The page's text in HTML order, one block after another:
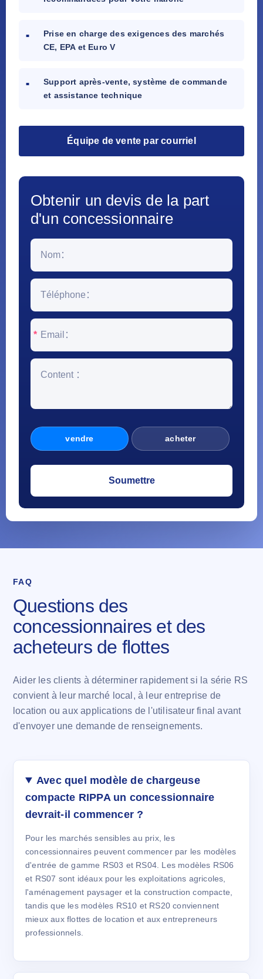
Prise en charge des exigences des marchés
CE, EPA et Euro V
Support après-vente, système de commande
et assistance technique
Équipe de vente par courriel
Obtenir un devis de la part
d'un concessionnaire
*
vendre acheter
FAQ
Questions des
concessionnaires et des
acheteurs de flottes
Aider les clients à déterminer rapidement si la série RS
convient à leur marché local, à leur entreprise de
location ou aux applications de l'utilisateur final avant
d'envoyer une demande de renseignements.
Avec quel modèle de chargeuse
compacte RIPPA un concessionnaire
devrait-il commencer ?
Pour les marchés sensibles au prix, les
concessionnaires peuvent commencer par les modèles
d'entrée de gamme RS03 et RS04. Les modèles RS06
et RS07 sont idéaux pour les exploitations agricoles,
l'aménagement paysager et la construction compacte,
tandis que les modèles RS10 et RS20 conviennent
mieux aux flottes de location et aux entrepreneurs
professionnels.